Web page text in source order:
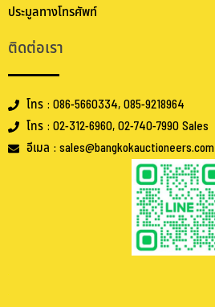
ประมูลทางโทรศัพท์
ติดต่อเรา
โทร : 086-5660334, 085-9218964
โทร : 02-312-6960, 02-740-7990 Sales
อีเมล : sales@bangkokauctioneers.com